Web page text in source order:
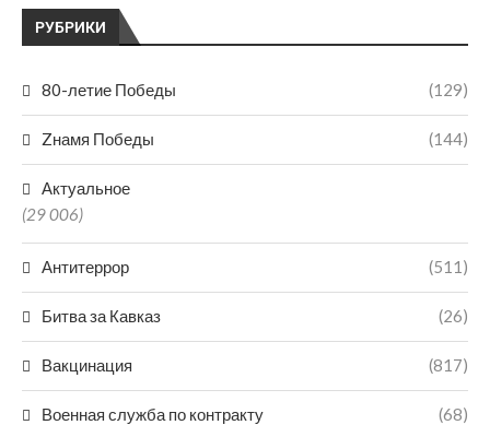
РУБРИКИ
80-летие Победы (129)
Zнамя Победы (144)
Актуальное
(29 006)
Антитеррор (511)
Битва за Кавказ (26)
Вакцинация (817)
Военная служба по контракту (68)